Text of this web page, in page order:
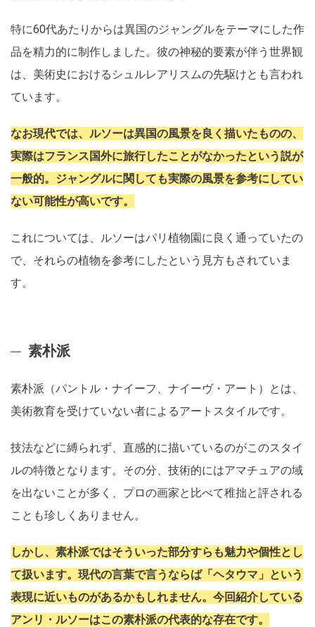
特に60代あたりからは異国のジャングルをテーマにした作
品を精力的に制作しました。彼の神秘的要素が伴う世界観
は、美術史におけるシュルレアリスムの先駆けとも言われ
ています。
なお現代では、ルソーは異国の風景を良く描いたものの、
実際はフランス国外に旅行したことがなかったという説が
一般的。ジャングルに関しても実際の風景を参考にしてい
ない可能性が高いです。
これについては、ルソーはパリ植物園に良く通っていたの
で、それらの植物を参考にしたという見方もされていま
す。
素朴派
素朴派（パントル・ナイーフ、ナイーヴ・アート）とは、
美術教育を受けていない者によるアートスタイルです。
技法などに縛られず、直感的に描いているのがこのスタイ
ルの特徴となります。その分、技術的にはアマチュアの域
を出ないことが多く、プロの画家と比べて稚拙と評される
ことも珍しくありません。
しかし、素朴派ではそういった部分すらも魅力や個性とし
て扱います。現代の言葉で言うならば「ヘタウマ」という
表現に近いものがあるかもしれません。今回紹介している
アンリ・ルソーはこの素朴派の代表的な存在です。